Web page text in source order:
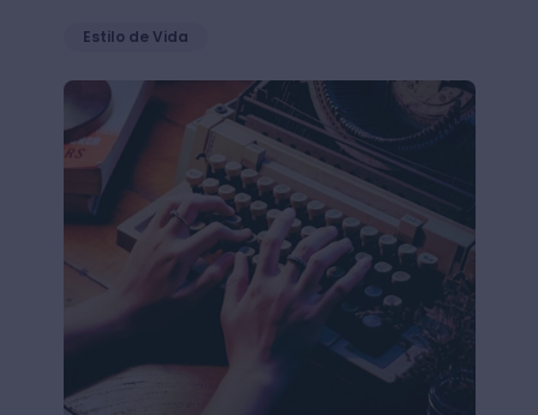
Estilo de Vida
El escritor latinoamericano: 10 autores que te